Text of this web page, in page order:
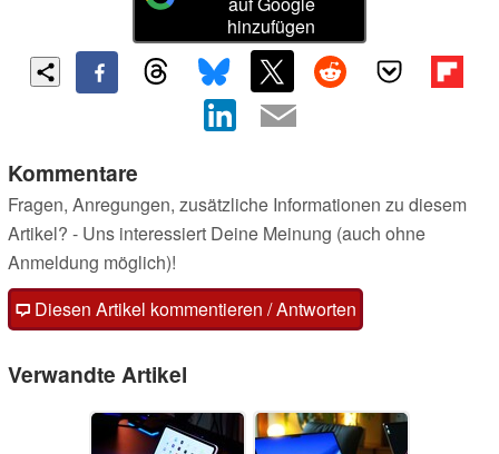
hinzufügen
Kommentare
Fragen, Anregungen, zusätzliche Informationen zu diesem
Artikel? - Uns interessiert Deine Meinung (auch ohne
Anmeldung möglich)!
Diesen Artikel kommentieren / Antworten
Verwandte Artikel